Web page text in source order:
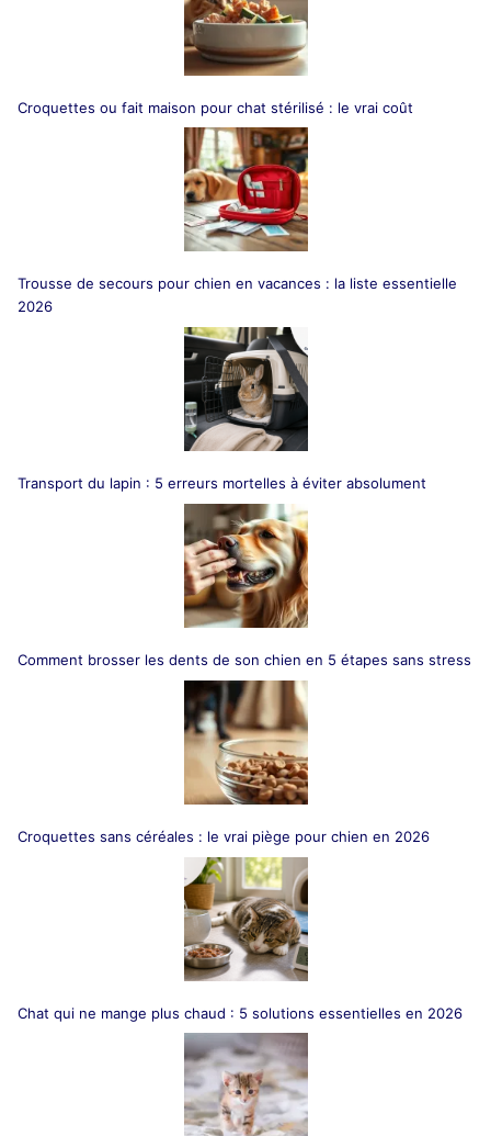
Croquettes ou fait maison pour chat stérilisé : le vrai coût
Trousse de secours pour chien en vacances : la liste essentielle
2026
Transport du lapin : 5 erreurs mortelles à éviter absolument
Comment brosser les dents de son chien en 5 étapes sans stress
Croquettes sans céréales : le vrai piège pour chien en 2026
Chat qui ne mange plus chaud : 5 solutions essentielles en 2026